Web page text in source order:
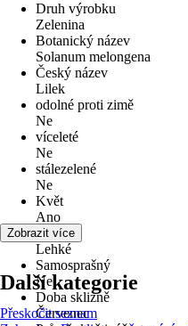
Druh výrobku
Zelenina
Botanický název
Solanum melongena
Český název
Lilek
odolné proti zimě
Ne
víceleté
Ne
stálezelené
Ne
Květ
Ano
Vůně
Lehké
Samosprašný
Ne
Doba sklizně
Červenec
Zobrazit více
Další kategorie
Přeskočit seznam